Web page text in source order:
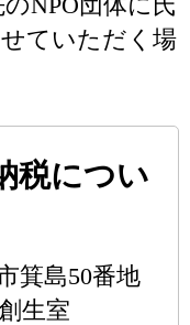
ていただく場
税につい
箕島50番地
生室